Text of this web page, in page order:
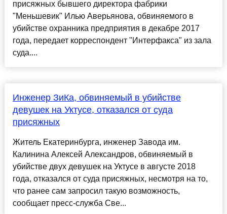
присяжных бывшего директора фабрики
"Меньшевик" Илью Аверьянова, обвиняемого в
убийстве охранника предприятия в декабре 2017
года, передает корреспондент "Интерфакса" из зала
суда....
Инженер ЗиКа, обвиняемый в убийстве
девушек на Уктусе, отказался от суда
присяжных
Житель Екатеринбурга, инженер Завода им.
Калинина Алексей Александров, обвиняемый в
убийстве двух девушек на Уктусе в августе 2018
года, отказался от суда присяжных, несмотря на то,
что ранее сам запросил такую возможность,
сообщает пресс-служба Све...